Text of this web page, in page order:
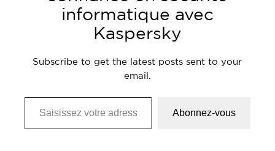
informatique avec
Kaspersky
Subscribe to get the latest posts sent to your
email.
Saisissez votre adresse e-mail…
Abonnez-vous